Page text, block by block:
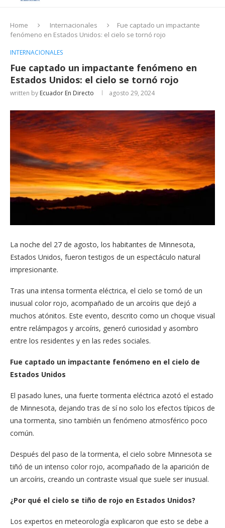
Home Internacionales
Fue captado un impactante
fenómeno en Estados Unidos: el cielo se tornó rojo
INTERNACIONALES
Fue captado un impactante fenómeno en
Estados Unidos: el cielo se tornó rojo
written by Ecuador En Directo agosto 29, 2024
La noche del 27 de agosto, los habitantes de Minnesota,
Estados Unidos, fueron testigos de un espectáculo natural
impresionante.
Tras una intensa tormenta eléctrica, el cielo se tornó de un
inusual color rojo, acompañado de un arcoíris que dejó a
muchos atónitos. Este evento, descrito como un choque visual
entre relámpagos y arcoíris, generó curiosidad y asombro
entre los residentes y en las redes sociales.
Fue captado un impactante fenómeno en el cielo de
Estados Unidos
El pasado lunes, una fuerte tormenta eléctrica azotó el estado
de Minnesota, dejando tras de sí no solo los efectos típicos de
una tormenta, sino también un fenómeno atmosférico poco
común.
Después del paso de la tormenta, el cielo sobre Minnesota se
tiñó de un intenso color rojo, acompañado de la aparición de
un arcoíris, creando un contraste visual que suele ser inusual.
¿Por qué el cielo se tiño de rojo en Estados Unidos?
Los expertos en meteorología explicaron que esto se debe a